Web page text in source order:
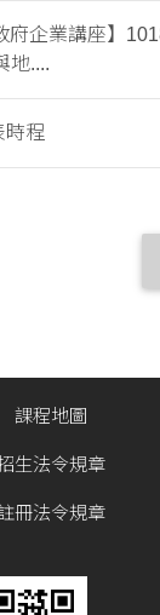
府企業講座】
地....
時程
課程地圖
生法令規章
冊法令規章